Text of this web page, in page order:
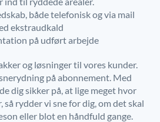
både telefonisk og via mail
ekstraudkald
på udført arbejde
og løsninger til vores kunder.
på abonnement. Med
dig sikker på, at lige meget hvor
rydder vi sne for dig, om det skal
eller blot en håndfuld gange.